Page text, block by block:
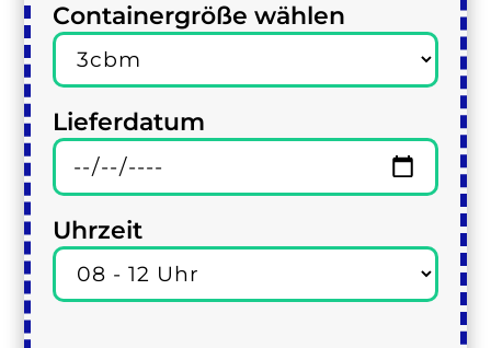
Containergröße wählen
Lieferdatum
Uhrzeit